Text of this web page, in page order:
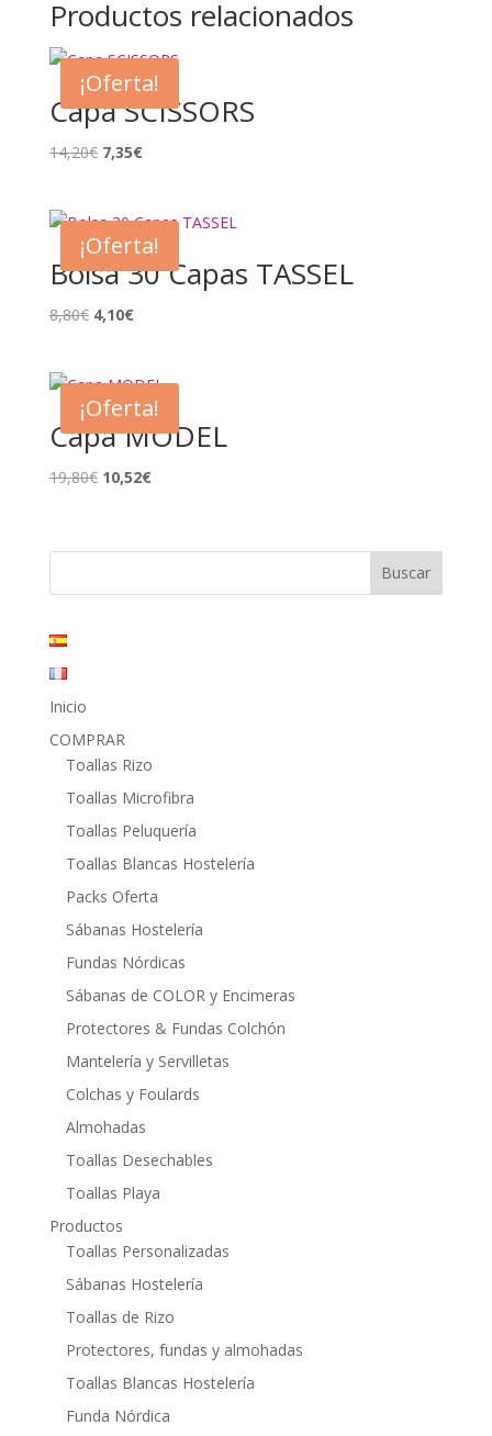
Productos relacionados
¡Oferta!
Capa SCISSORS
14,20€ El
era:
14,20€.
7,35€El
es:
7,35€.
¡Oferta!
Bolsa 30 Capas TASSEL
8,80€ El
era:
8,80€.
4,10€El
es:
4,10€.
¡Oferta!
Capa MODEL
19,80€ El
era:
10,52€El
es:
Inicio
COMPRAR
Toallas Rizo
Toallas Microfibra
Toallas Peluquería
Toallas Blancas Hostelería
Packs Oferta
Sábanas Hostelería
Fundas Nórdicas
Sábanas de COLOR y Encimeras
Protectores & Fundas Colchón
Mantelería y Servilletas
Colchas y Foulards
Almohadas
Toallas Desechables
Toallas Playa
Productos
Toallas Personalizadas
Sábanas Hostelería
Toallas de Rizo
Protectores, fundas y almohadas
Toallas Blancas Hostelería
Funda Nórdica